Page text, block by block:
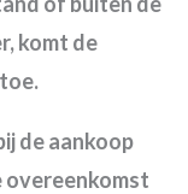
komt de
de aankoop
overeenkomst